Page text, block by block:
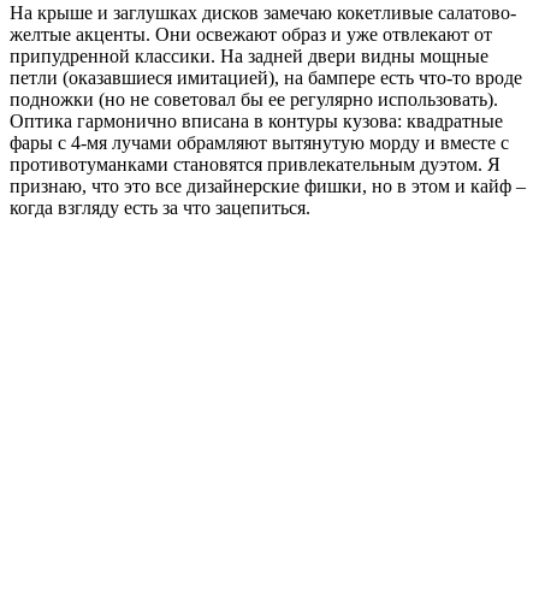
На крыше и заглушках дисков замечаю кокетливые салатово-
желтые акценты. Они освежают образ и уже отвлекают от
припудренной классики. На задней двери видны мощные
петли (оказавшиеся имитацией), на бампере есть что-то вроде
подножки (но не советовал бы ее регулярно использовать).
Оптика гармонично вписана в контуры кузова: квадратные
фары с 4-мя лучами обрамляют вытянутую морду и вместе с
противотуманками становятся привлекательным дуэтом. Я
признаю, что это все дизайнерские фишки, но в этом и кайф –
когда взгляду есть за что зацепиться.